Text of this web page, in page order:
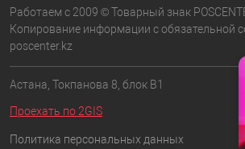
Работаем с 2009 © Товарный знак
Копирование информации с обязательной
poscenter.kz
Астана, Токпанова 8, блок B1
Проехать по 2GIS
Политика персональных данных